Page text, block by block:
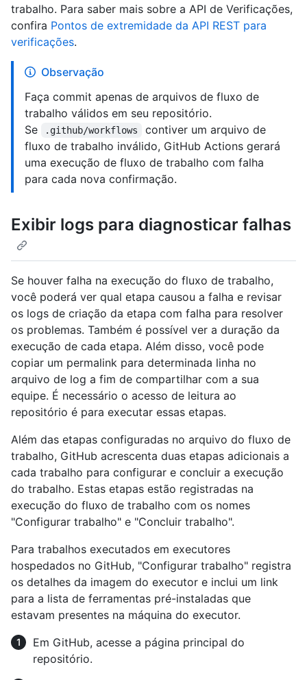
trabalho. Para saber mais sobre a API de Verificações,
confira Pontos de extremidade da API REST para
verificações.
Observação
Faça commit apenas de arquivos de fluxo de
trabalho válidos em seu repositório.
Se
.github/workflows
contiver um arquivo de
fluxo de trabalho inválido, GitHub Actions gerará
uma execução de fluxo de trabalho com falha
para cada nova confirmação.
Exibir logs para diagnosticar falhas
Se houver falha na execução do fluxo de trabalho,
você poderá ver qual etapa causou a falha e revisar
os logs de criação da etapa com falha para resolver
os problemas. Também é possível ver a duração da
execução de cada etapa. Além disso, você pode
copiar um permalink para determinada linha no
arquivo de log a fim de compartilhar com a sua
equipe. É necessário o acesso de leitura ao
repositório é para executar essas etapas.
Além das etapas configuradas no arquivo do fluxo de
trabalho, GitHub acrescenta duas etapas adicionais a
cada trabalho para configurar e concluir a execução
do trabalho. Estas etapas estão registradas na
execução do fluxo de trabalho com os nomes
"Configurar trabalho" e "Concluir trabalho".
Para trabalhos executados em executores
hospedados no GitHub, "Configurar trabalho" registra
os detalhes da imagem do executor e inclui um link
para a lista de ferramentas pré-instaladas que
estavam presentes na máquina do executor.
Em GitHub, acesse a página principal do
repositório.